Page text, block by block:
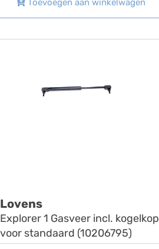
Toevoegen aan winkelwagen
Lovens
Explorer 1 Gasveer incl. kogelkop
voor standaard (10206795)